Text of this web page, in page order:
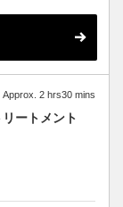
Approx. 2 hrs30 mins
ートメント